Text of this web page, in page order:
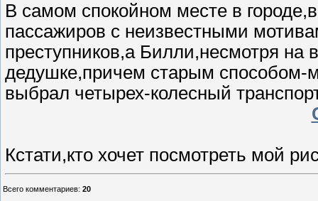
В самом спокойном месте в
пассажиров с неизвестными
преступников,а Билли,несмотря на
дедушке,причем старым способом-
выбрал четырех-колесный
Кстати,кто хочет посмотреть мой
Всего комментариев: 20